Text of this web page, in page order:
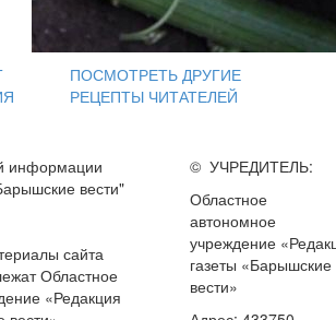
ПОСМОТРЕТЬ ДРУГИЕ
РЕЦЕПТЫ ЧИТАТЕЛЕЙ
информации
вести"
сайта
Областное
«Редакция
© УЧРЕДИТЕЛЬ:
Областное
автономное
учреждение
газеты «Барышские
вести»